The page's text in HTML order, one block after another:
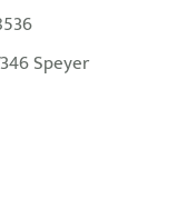
Speyer